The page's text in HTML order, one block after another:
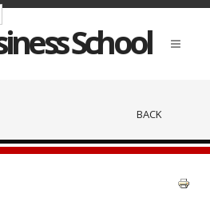
School
BACK